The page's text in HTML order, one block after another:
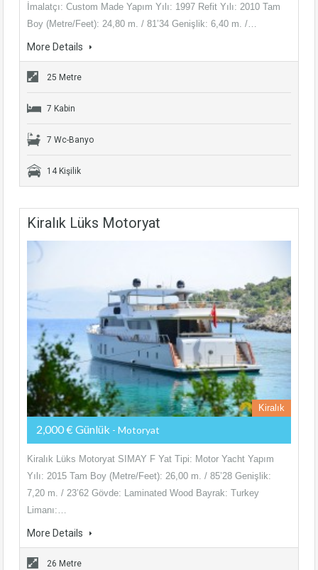
İmalatçı: Custom Made Yapım Yılı: 1997 Refit Yılı: 2010 Tam
Boy (Metre/Feet): 24,80 m. / 81’34 Genişlik: 6,40 m. /…
More Details
25 Metre
7 Kabin
7 Wc-Banyo
14 Kişilik
Kiralık Lüks Motoryat
Kiralık
2,000 € Günlük - Motoryat
Kiralık Lüks Motoryat SIMAY F Yat Tipi: Motor Yacht Yapım
Yılı: 2015 Tam Boy (Metre/Feet): 26,00 m. / 85’28 Genişlik:
7,20 m. / 23’62 Gövde: Laminated Wood Bayrak: Turkey
Limanı:…
More Details
26 Metre